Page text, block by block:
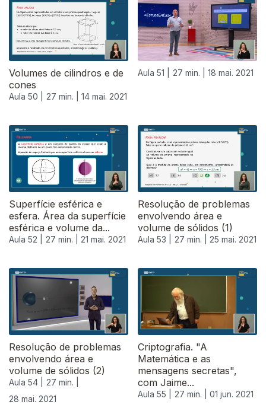
Volumes de cilindros e de
cones
Aula 50 | 27 min. | 14 mai. 2021
Aula 51 | 27 min. | 18 mai. 2021
Superfície esférica e
esfera. Área da superfície
esférica e volume da...
Aula 52 | 27 min. | 21 mai. 2021
Resolução de problemas
envolvendo área e
volume de sólidos (1)
Aula 53 | 27 min. | 25 mai. 2021
Resolução de problemas
envolvendo área e
volume de sólidos (2)
Aula 54 |
27 min. |
28 mai. 2021
Criptografia. "A
Matemática e as
mensagens secretas",
com Jaime...
Aula 55 | 27 min. | 01 jun. 2021